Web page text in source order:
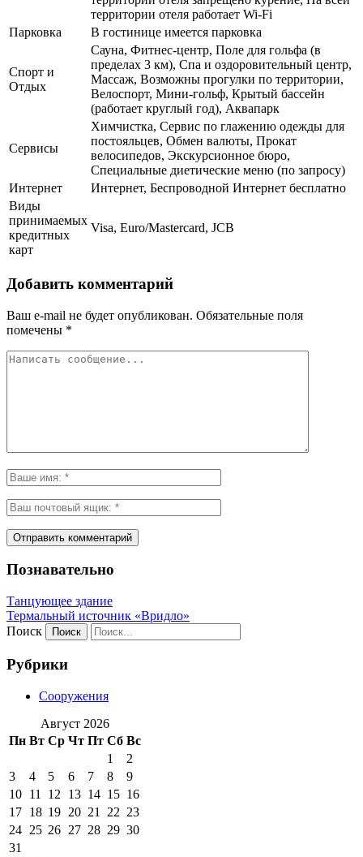
территории отеля работает Wi-Fi
Парковка
В гостинице имеется парковка
Спорт и
Отдых
Сауна, Фитнес-центр, Поле для гольфа (в
пределах 3 км), Спа и оздоровительный центр,
Массаж, Возможны прогулки по территории,
Велоспорт, Мини-гольф, Крытый бассейн
(работает круглый год), Аквапарк
Сервисы
Химчистка, Сервис по глажению одежды для
постояльцев, Обмен валюты, Прокат
велосипедов, Экскурсионное бюро,
Специальные диетические меню (по запросу)
Интернет
Интернет, Беспроводной Интернет бесплатно
Виды
принимаемых
кредитных
карт
Visa, Euro/Mastercard, JCB
Добавить комментарий
Ваш e-mail не будет опубликован. Обязательные поля
помечены *
Познавательно
Танцующее здание
Термальный источник «Вридло»
Поиск
Рубрики
Сооружения
Август 2026
Пн Вт Ср Чт Пт Сб Вс
1
2
3
4 5 6 7 8
9
10 11 12 13 14 15 16
17 18 19 20 21 22 23
24 25 26 27 28 29 30
31